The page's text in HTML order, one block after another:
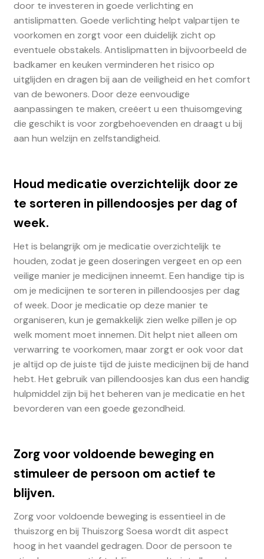
door te investeren in goede verlichting en
antislipmatten. Goede verlichting helpt valpartijen te
voorkomen en zorgt voor een duidelijk zicht op
eventuele obstakels. Antislipmatten in bijvoorbeeld de
badkamer en keuken verminderen het risico op
uitglijden en dragen bij aan de veiligheid en het comfort
van de bewoners. Door deze eenvoudige
aanpassingen te maken, creëert u een thuisomgeving
die geschikt is voor zorgbehoevenden en draagt u bij
aan hun welzijn en zelfstandigheid.
Houd medicatie overzichtelijk door ze
te sorteren in pillendoosjes per dag of
week.
Het is belangrijk om je medicatie overzichtelijk te
houden, zodat je geen doseringen vergeet en op een
veilige manier je medicijnen inneemt. Een handige tip is
om je medicijnen te sorteren in pillendoosjes per dag
of week. Door je medicatie op deze manier te
organiseren, kun je gemakkelijk zien welke pillen je op
welk moment moet innemen. Dit helpt niet alleen om
verwarring te voorkomen, maar zorgt er ook voor dat
je altijd op de juiste tijd de juiste medicijnen bij de hand
hebt. Het gebruik van pillendoosjes kan dus een handig
hulpmiddel zijn bij het beheren van je medicatie en het
bevorderen van een goede gezondheid.
Zorg voor voldoende beweging en
stimuleer de persoon om actief te
blijven.
Zorg voor voldoende beweging is essentieel in de
thuiszorg en bij Thuiszorg Soesa wordt dit aspect
hoog in het vaandel gedragen. Door de persoon te